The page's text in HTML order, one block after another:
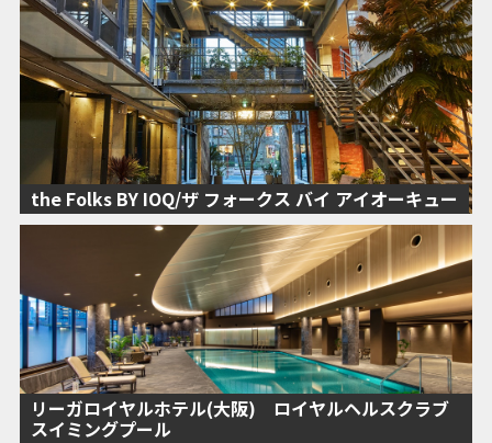
the Folks BY IOQ/ザ フォークス バイ アイオーキュー
リーガロイヤルホテル(大阪) ロイヤルヘルスクラブ
スイミングプール